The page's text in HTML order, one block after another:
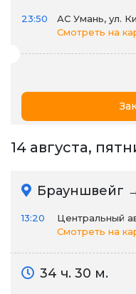
23:50
АС Умань, ул.
Смотреть на
14 августа,
Брауншвейг
13:20
Центральный
Смотреть на
34 ч. 30 м.